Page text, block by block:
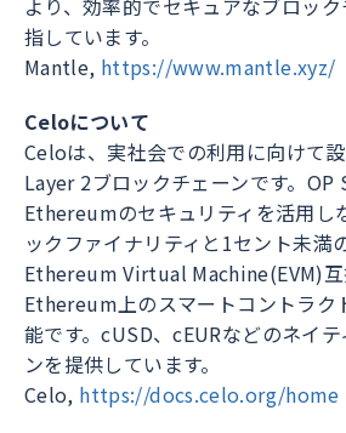
より、効率的でセキュアなブロッ
指しています。
Mantle, https://www.mantle.xyz/
Celoについて
Celoは、実社会での利用に向けて
Layer 2ブロックチェーンです。OP
Ethereumのセキュリティを活用し
ックファイナリティと1セント未満
Ethereum Virtual Machine(EVM)互
Ethereum上のスマートコントラク
能です。cUSD、cEURなどのネイ
ンを提供しています。
Celo, https://docs.celo.org/home